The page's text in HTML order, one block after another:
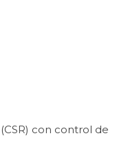
con control de